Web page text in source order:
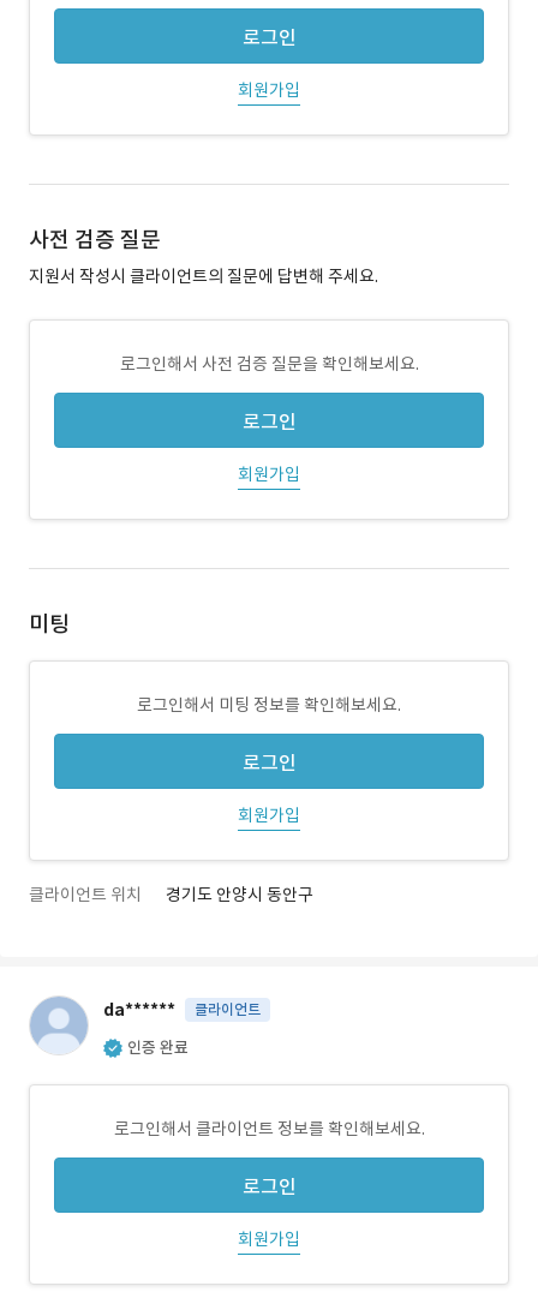
로그인
회원가입
사전 검증 질문
지원서 작성시 클라이언트의 질문에 답변해 주세요.
로그인해서 사전 검증 질문을 확인해보세요.
로그인
회원가입
미팅
로그인해서 미팅 정보를 확인해보세요.
로그인
회원가입
클라이언트 위치 경기도 안양시 동안구
da****** 클라이언트
인증 완료
로그인해서 클라이언트 정보를 확인해보세요.
로그인
회원가입